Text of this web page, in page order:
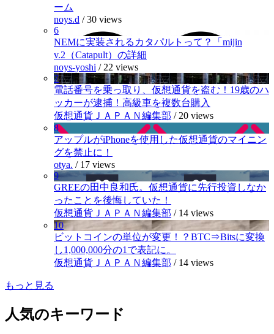
ーム
noys.d /30 views
6
NEMに実装されるカタパルトって？「mijin
v.2（Catapult）の詳細
noys-yoshi / 22 views
7
電話番号を乗っ取り、仮想通貨を盗む！19歳のハ
ッカーが逮捕！高級車を複数台購入
仮想通貨ＪＡＰＡＮ編集部 / 20 views
8
アップルがiPhoneを使用した仮想通貨のマイニン
グを禁止に！
otya. / 17 views
9
GREEの田中良和氏。仮想通貨に先行投資しなか
ったことを後悔していた！
仮想通貨ＪＡＰＡＮ編集部 / 14 views
10
ビットコインの単位が変更！？BTC⇒Bitsに変換
し1,000,000分の1で表記に。
仮想通貨ＪＡＰＡＮ編集部 / 14 views
もっと見る
人気のキーワード